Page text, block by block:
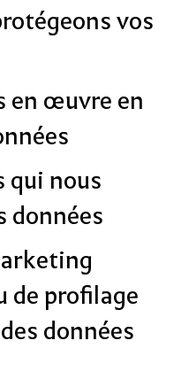
vos
en œuvre en
qui nous
profilage
données